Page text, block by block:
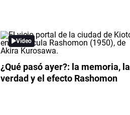
Video
¿Qué pasó ayer?: la memoria, la
verdad y el efecto Rashomon